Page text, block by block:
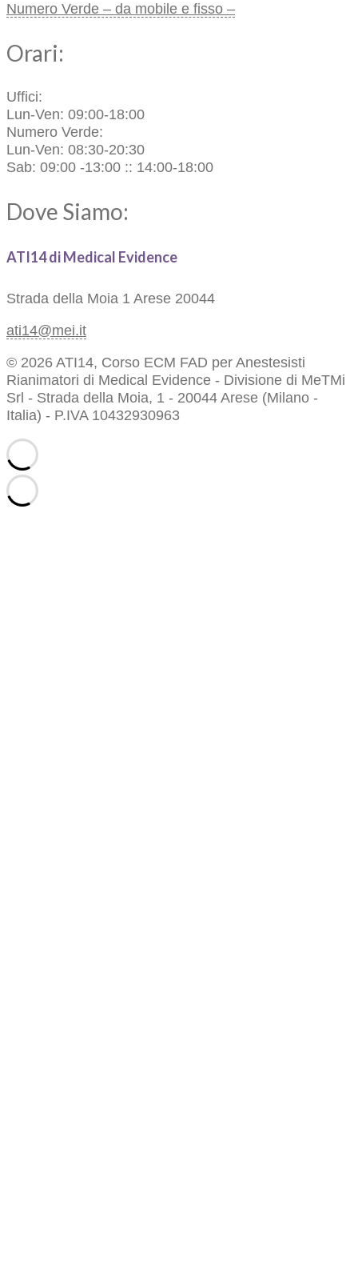
Numero Verde – da mobile e fisso –
Orari:
Uffici:
Lun-Ven: 09:00-18:00
Numero Verde:
Lun-Ven: 08:30-20:30
Sab: 09:00 -13:00 :: 14:00-18:00
Dove Siamo:
ATI14 di Medical Evidence
Strada della Moia 1 Arese 20044
ati14@mei.it
© 2026 ATI14, Corso ECM FAD per Anestesisti
Rianimatori di Medical Evidence - Divisione di MeTMi
Srl - Strada della Moia, 1 - 20044 Arese (Milano -
Italia) - P.IVA 10432930963